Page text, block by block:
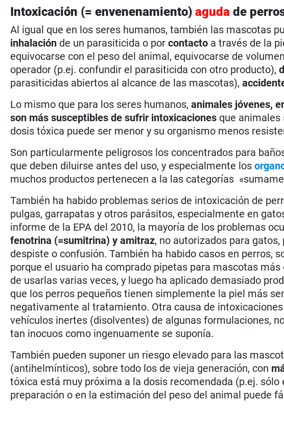
Intoxicación (= envenenamiento)aguda de
Al igual que en los seres humanos, también las mascotas
inhalación de un parasiticida o porcontacto a través de la
equivocarse con el peso del animal, equivocarse de
operador (p.ej. confundir el parasiticida con otro producto),
parasiticidas abiertos al alcance de las mascotas),
Lo mismo que para los seres humanos, animales jóvenes,
son más susceptibles de sufrir intoxicaciones que animales
dosis tóxica puede ser menor y su organismo menos
Son particularmente peligrosos los concentrados para
que deben diluirse antes del uso, y especialmente los
muchos productos pertenecen a la las categorías
También ha habido problemas serios de intoxicación de
pulgas, garrapatas y otros parásitos, especialmente en
informe de la EPA del 2010, la mayoría de los problemas
fenotrina (=sumitrina) y amitraz, no autorizados para
despiste o confusión. También ha habido casos en perros,
porque el usuario ha comprado pipetas para mascotas
de usarlas varias veces, y luego ha aplicado demasiado
que los perros pequeños tienen simplemente la piel más
negativamente al tratamiento. Otra causa de
vehículos inertes (disolventes) de algunas formulaciones,
tan inocuos como ingenuamente se suponía.
También pueden suponer un riesgo elevado para las
(antihelmínticos), sobre todo los de vieja generación, con
tóxica está muy próxima a la dosis recomendada (p.ej.
preparación o en la estimación del peso del animal puede